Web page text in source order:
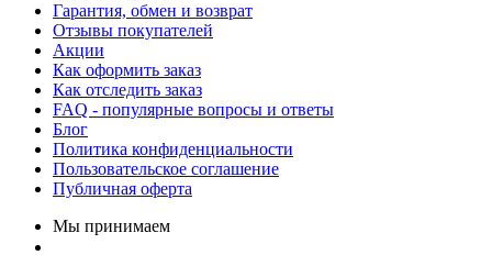
Гарантия, обмен и возврат
Отзывы покупателей
Акции
Как оформить заказ
Как отследить заказ
FAQ - популярные вопросы и ответы
Блог
Политика конфиденциальности
Пользовательское соглашение
Публичная оферта
Мы принимаем